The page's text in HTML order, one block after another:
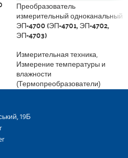
Преобразователь
измерительный одноканальный
ЭП-4700 (ЭП-4701, ЭП-4702,
ЭП-4703)
Измерительная техника,
Измерение температуры и
влажности
(Термопреобразователи)
19Б